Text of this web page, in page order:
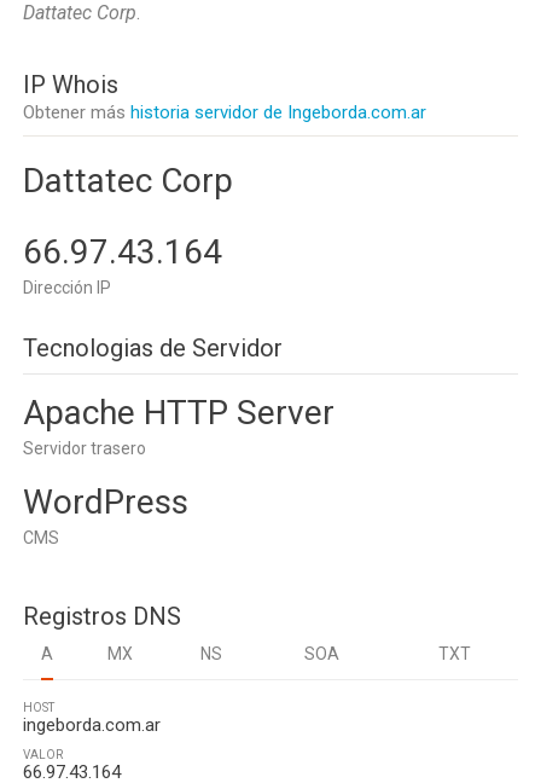
Dattatec Corp.
IP Whois
Obtener más historia servidor de Ingeborda.com.ar
Dattatec Corp
66.97.43.164
Dirección IP
Tecnologias de Servidor
Apache HTTP Server
Servidor trasero
WordPress
CMS
Registros DNS
A MX NS SOA TXT
HOST
ingeborda.com.ar
VALOR
66.97.43.164